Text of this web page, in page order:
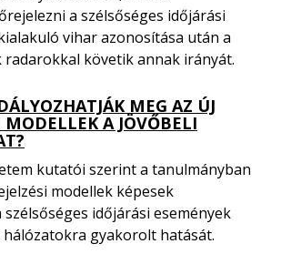
a szélsőséges időjárási
vihar azonosítása után a
követik annak irányát.
MEG AZ ÚJ
MODELLEK A JÖVŐBELI
kutatói szerint a tanulmányban
modellek képesek
időjárási események
gyakorolt ​​hatását.